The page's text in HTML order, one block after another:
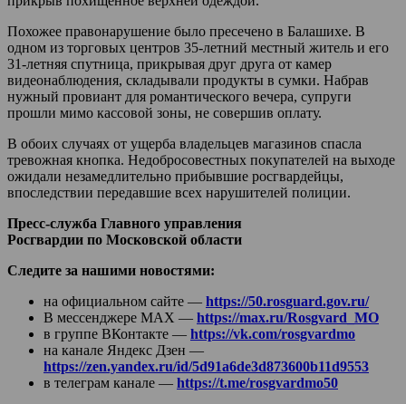
Похожее правонарушение было пресечено в Балашихе. В
одном из торговых центров 35-летний местный житель и его
31-летняя спутница, прикрывая друг друга от камер
видеонаблюдения, складывали продукты в сумки. Набрав
нужный провиант для романтического вечера, супруги
прошли мимо кассовой зоны, не совершив оплату.
В обоих случаях от ущерба владельцев магазинов спасла
тревожная кнопка. Недобросовестных покупателей на выходе
ожидали незамедлительно прибывшие росгвардейцы,
впоследствии передавшие всех нарушителей полиции.
Пресс-служба Главного управления
Росгвардии по Московской области
Следите за нашими новостями:
на официальном сайте — https://50.rosguard.gov.ru/
В мессенджере МАХ — https://max.ru/Rosgvard_MO
в группе ВКонтакте — https://vk.com/rosgvardmo
на канале Яндекс Дзен —
https://zen.yandex.ru/id/5d91a6de3d873600b11d9553
в телеграм канале — https://t.me/rosgvardmo50